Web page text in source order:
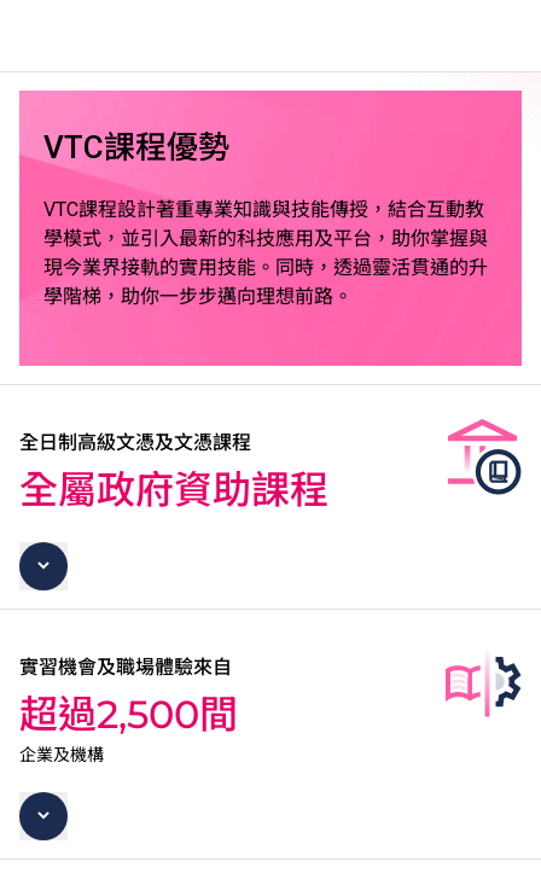
VTC課程優勢
VTC課程設計著重專業知識與技能傳授，結合互動教
學模式，並引入最新的科技應用及平台，助你掌握與
現今業界接軌的實用技能。同時，透過靈活貫通的升
學階梯，助你一步步邁向理想前路。
全日制高級文憑及文憑課程
全屬政府資助課程
實習機會及職場體驗來自
超過2,500間
企業及機構